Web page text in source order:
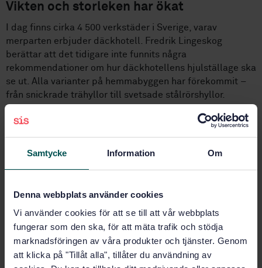
Samtycke Information Om
Denna webbplats använder cookies
Vi använder cookies för att se till att vår webbplats
fungerar som den ska, för att mäta trafik och stödja
marknadsföringen av våra produkter och tjänster. Genom
att klicka på "Tillåt alla", tillåter du användning av
Vikten och storleken har ökat
I dag finns cirka 4 500 verkstäder i Sverige, varav
merparten erbjuder däckhotell. Fredrik Lingeskog
berättar att det tidigare inte funnits några
rekommendationer om hur däckhotellens hjulställage ska
se ut. Alla varianter på hemmabyggen har förekommit –
från snickrade trähyllor till svetsade stålrörshyllor.
En utmaning i arbetet med den nya standarden har varit
att ta hänsyn till att hjulen blir allt större och tyngre. På
snittstorleken från 17 till cirka 22 tum. Det innebär att
ställagen måste utformas så att de rymmer färre hjul än
– Nu kan däckfirmorna redan vid upphandling ställa krav
Det är en stor förbättring jämfört med hur det var
tidigare, säger Fredrik Lingeskog.